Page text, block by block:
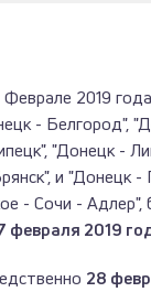
2019
- Белгород",
"Донецк -
и "Донецк -
- Сочи - Адлер",
февраля 2019
28